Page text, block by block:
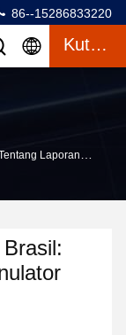
86--15286833220
Kutipan
Granulator Pupuk Organik Pada Suhu Lingkungan